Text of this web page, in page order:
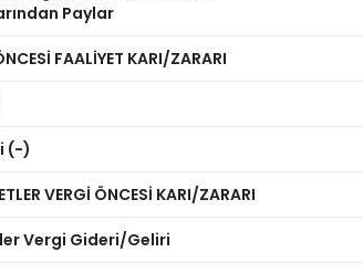
Paylar
FAALİYET KARI/ZARARI
(-)
VERGİ ÖNCESİ KARI/ZARARI
Vergi Gideri/Geliri